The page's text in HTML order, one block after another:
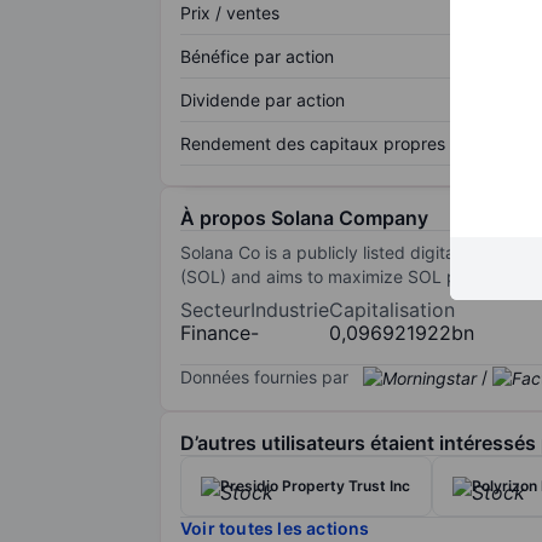
Prix / ventes
Bénéfice par action
Dividende par action
Rendement des capitaux propres
À propos Solana Company
Solana Co is a publicly listed digital asset
(SOL) and aims to maximize SOL per share
Secteur
Finance
Industrie
-
Capitalisation
0,096921922bn
Données fournies par /
D’autres utilisateurs étaient intéressés
Presidio Property Trust Inc Polyrizon
Voir toutes les actions